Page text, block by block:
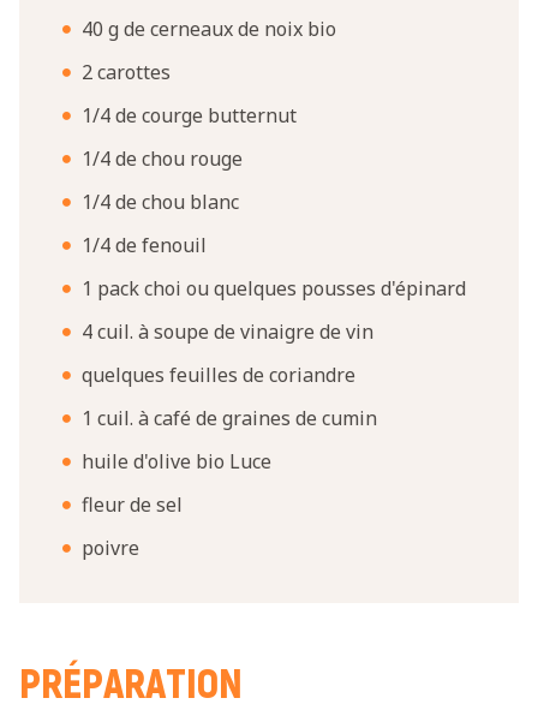
40 g de cerneaux de noix bio
2 carottes
1/4 de courge butternut
1/4 de chou rouge
1/4 de chou blanc
1/4 de fenouil
1 pack choi ou quelques pousses d'épinard
4 cuil. à soupe de vinaigre de vin
quelques feuilles de coriandre
1 cuil. à café de graines de cumin
huile d'olive bio Luce
fleur de sel
poivre
PRÉPARATION